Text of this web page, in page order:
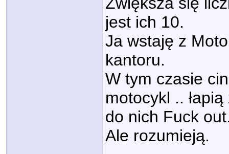
jest ich 10.
Ja wstaję z
kantoru.
W tym czasie
motocykl ..
do nich Fuck
Ale rozumieją.